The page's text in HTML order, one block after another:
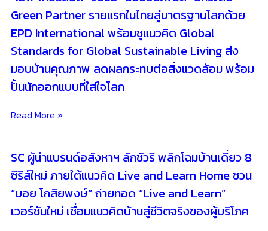
Green Partner รายแรกในไทยสู่มาตรฐานโลกด้วย
EPD International พร้อมชูแนวคิด Global
Standards for Global Sustainable Living ส่ง
มอบบ้านคุณภาพ ลดผลกระทบต่อสิ่งแวดล้อม พร้อม
ปั้นนักออกแบบที่ใส่ใจโลก
Read More »
SC ผู้นำแบรนด์อสังหาฯ ลักชัวรี พลิกโฉมบ้านเดี่ยว 8
ซีรีส์ใหม่ ภายใต้แนวคิด Live and Learn Home ชวน
“บอย โกสิยพงษ์” ถ่ายทอด “Live and Learn”
เวอร์ชันใหม่ เชื่อมแนวคิดบ้านสู่ชีวิตจริงของผู้บริโภค